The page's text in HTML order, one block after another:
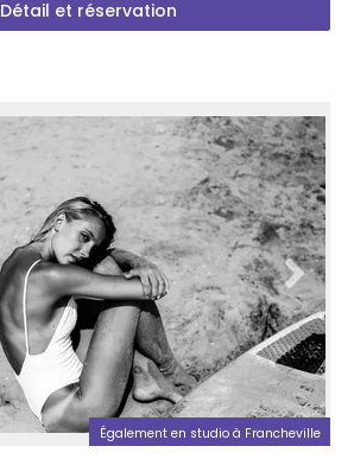
Détail et réservation
Également en studio à Francheville